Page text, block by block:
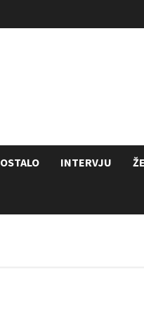
OSTALO INTERVJU